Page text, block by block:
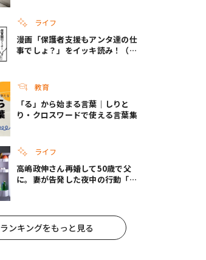
ライフ
漫画「保護者支援もアンタ達の仕
事でしょ？」をイッキ読み！（右
教育
「る」から始まる言葉｜しりと
り・クロスワードで使える言葉集
ライフ
高嶋政伸さん再婚して50歳で父
に。妻が告発した夜中の行動「こ
ランキングをもっと見る